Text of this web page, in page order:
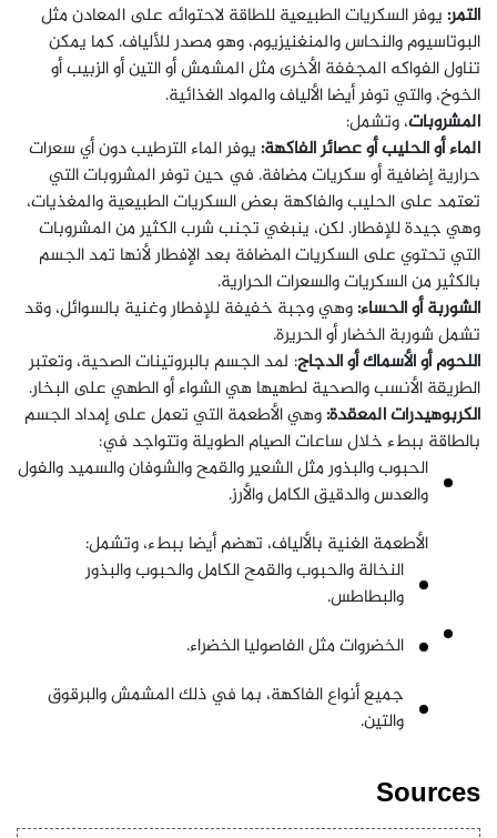
التمر:يوفر السكريات الطبيعية للطاقة لاحتوائه على المعادن مثل
البوتاسيوم والنحاس والمنغنيزيوم، وهو مصدر للألياف. كما يمكن
تناول الفواكه المجففة الأخرى مثل المشمش أو التين أو الزبيب أو
الخوخ، والتي توفر أيضا الألياف والمواد الغذائية.
المشروبات، وتشمل:
الماء أو الحليب أو عصائر الفاكهة:يوفر الماء الترطيب دون أي سعرات
حرارية إضافية أو سكريات مضافة. في حين توفر المشروبات التي
تعتمد على الحليب والفاكهة بعض السكريات الطبيعية والمغذيات،
وهي جيدة للإفطار. لكن، ينبغي تجنب شرب الكثير من المشروبات
التي تحتوي على السكريات المضافة بعد الإفطار لأنها تمد الجسم
بالكثير من السكريات والسعرات الحرارية.
الشوربة أو الحساء:وهي وجبة خفيفة للإفطار وغنية بالسوائل، وقد
تشمل شوربة الخضار أو الحريرة.
اللحوم أو الأسماك أو الدجاج: لمد الجسم بالبروتينات الصحية، وتعتبر
الطريقة الأنسب والصحية لطهيها هي الشواء أو الطهي على البخار.
الكربوهيدرات المعقدة:وهي الأطعمة التي تعمل على إمداد الجسم
بالطاقة ببطء خلال ساعات الصيام الطويلة وتتواجد في:
الحبوب والبذور مثل الشعير والقمح والشوفان والسميد والفول
والعدس والدقيق الكامل والأرز.
الأطعمة الغنية بالألياف، تهضم أيضا ببطء، وتشمل:
النخالة والحبوب والقمح الكامل والحبوب والبذور
والبطاطس.
الخضروات مثل الفاصوليا الخضراء.
جميع أنواع الفاكهة، بما في ذلك المشمش والبرقوق
والتين.
Sources